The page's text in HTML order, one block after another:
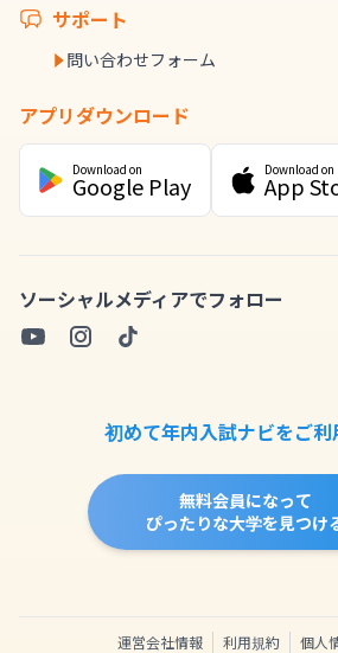
サポート
問い合わせフォーム
アプリダウンロード
Download on
Google Play
Download on
App
ソーシャルメディアでフォロー
初めて年内入試ナビをご
無料会員になって
ぴったりな大学を見つけ
運営会社情報 利用規約 個人